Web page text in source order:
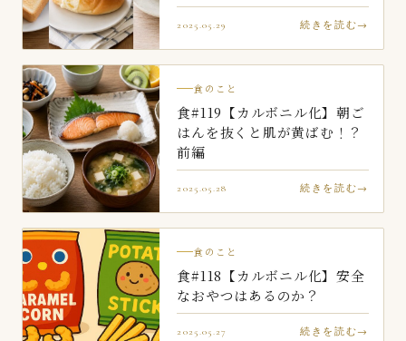
2025.05.29 続きを読む
食のこと
食#119【カルボニル化】朝ご
はんを抜くと肌が黄ばむ！？
前編
2025.05.28 続きを読む
食のこと
食#118【カルボニル化】安全
なおやつはあるのか？
2025.05.27 続きを読む